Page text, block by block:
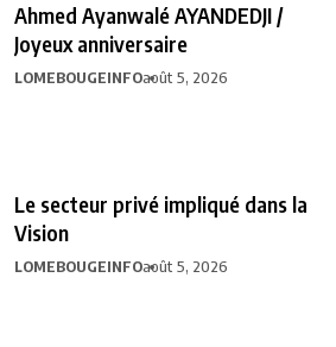
Ahmed Ayanwalé AYANDEDJI /
Joyeux anniversaire
LOMEBOUGEINFOaoût 5, 2026
Le secteur privé impliqué dans la
Vision
LOMEBOUGEINFOaoût 5, 2026